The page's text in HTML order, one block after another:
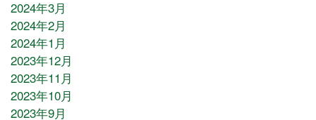
2024年3月
2024年2月
2024年1月
2023年12月
2023年11月
2023年10月
2023年9月